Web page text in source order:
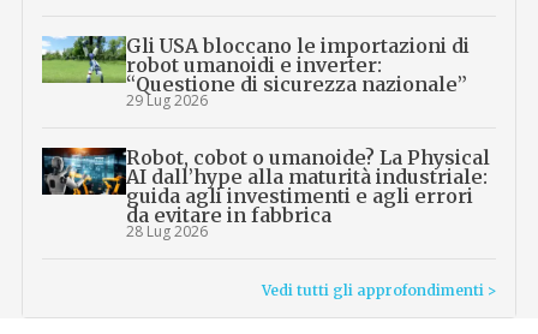
Gli USA bloccano le importazioni di
robot umanoidi e inverter:
“Questione di sicurezza nazionale”
29 Lug 2026
Robot, cobot o umanoide? La Physical
AI dall’hype alla maturità industriale:
guida agli investimenti e agli errori
da evitare in fabbrica
28 Lug 2026
Vedi tutti gli approfondimenti >